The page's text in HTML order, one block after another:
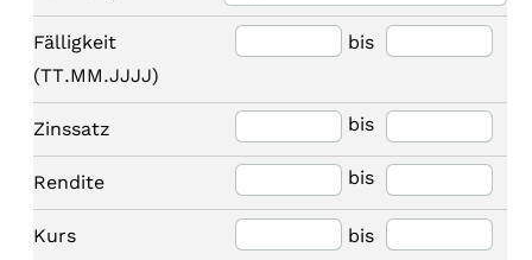
Fälligkeit
(TT.MM.JJJJ)
bis
Zinssatz bis
Rendite bis
Kurs bis